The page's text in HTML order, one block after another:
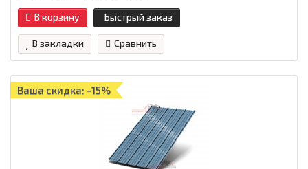
В корзину Быстрый заказ
В закладки Сравнить
Ваша скидка: -15%